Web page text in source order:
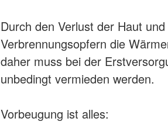
Durch den Verlust der Haut
Verbrennungsopfern die
daher muss bei der
unbedingt vermieden werden.
Vorbeugung ist alles: